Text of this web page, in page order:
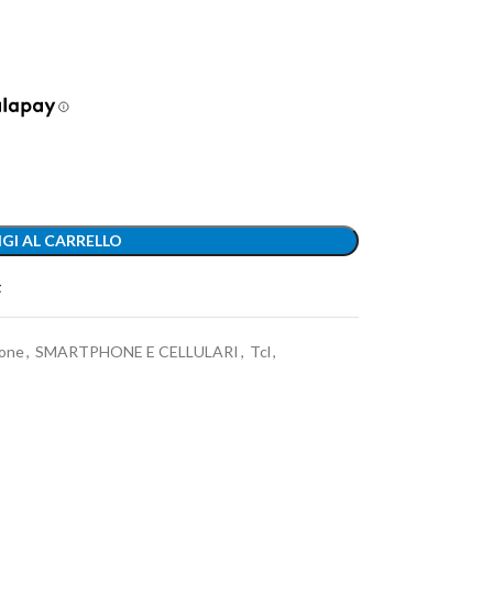
AL CARRELLO
, SMARTPHONE E CELLULARI , Tcl,